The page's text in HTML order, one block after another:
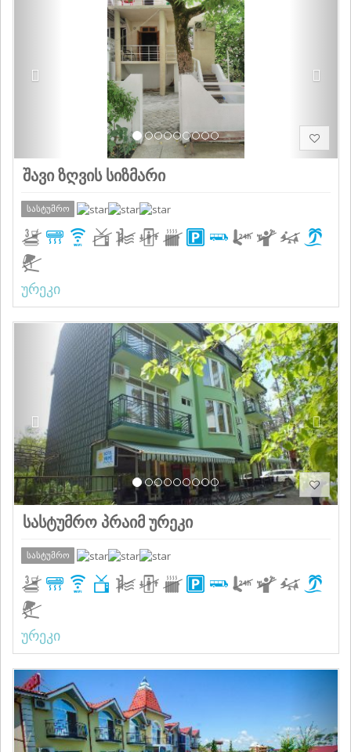
შავი ზღვის სიზმარი
სასტუმრო
ურეკი
Previous Next
სასტუმრო პრაიმ ურეკი
სასტუმრო
ურეკი
Previous Next